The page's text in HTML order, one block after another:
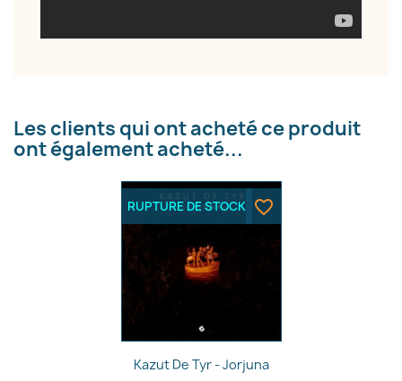
Les clients qui ont acheté ce produit
ont également acheté...
Aperçu rapide
Kazut De Tyr - Jorjuna
RUPTURE DE STOCK favorite_border